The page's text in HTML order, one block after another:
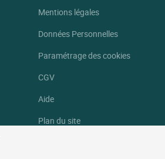
Mentions légales
Données Personnelles
Paramétrage des cookies
CGV
Aide
Plan du site